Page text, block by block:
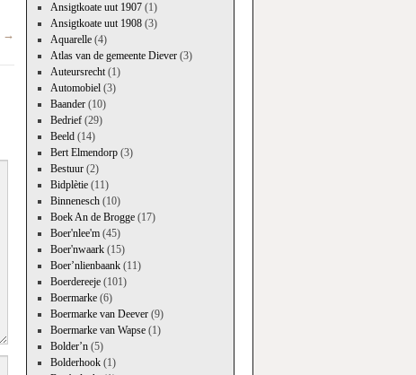
→
Ansigtkoate uut 1907(1)
Ansigtkoate uut 1908(3)
Aquarelle(4)
Atlas van de gemeente Diever(3)
Auteursrecht(1)
Automobiel(3)
Baander(10)
Bedrief(29)
Beeld(14)
Bert Elmendorp(3)
Bestuur(2)
Bidplètie(11)
Binnenesch(10)
Boek An de Brogge(17)
Boer'nlee'm(45)
Boer'nwaark(15)
Boer’nlienbaank(11)
Boerdereeje(101)
Boermarke(6)
Boermarke van Deever(9)
Boermarke van Wapse(1)
Bolder’n(5)
Bolderhook(1)